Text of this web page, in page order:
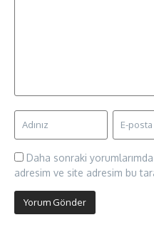
Daha sonraki
adresim ve site adresim bu